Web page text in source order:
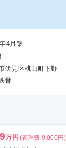
4月築
伏見区桃山町下野
骨
万円 (管理費 9,000円)